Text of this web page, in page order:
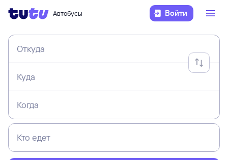
Автобусы Войти
Откуда
Куда
Когда
Кто едет